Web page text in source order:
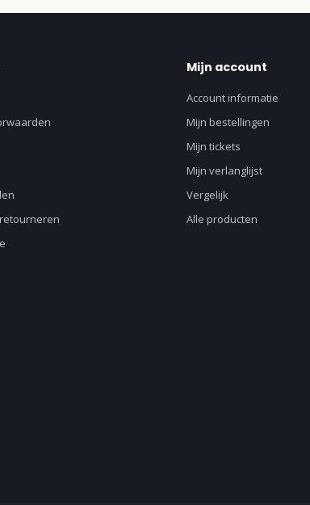
Mijn account
Account informatie
Mijn bestellingen
Mijn tickets
Mijn verlanglijst
Vergelijk
Alle producten